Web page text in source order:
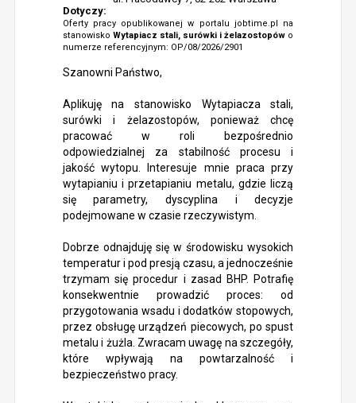
Dotyczy:
Oferty pracy opublikowanej w portalu jobtime.pl na
stanowisko Wytapiacz stali, surówki i żelazostopów o
numerze referencyjnym: OP/08/2026/2901
Szanowni Państwo,
Aplikuję na stanowisko Wytapiacza stali,
surówki i żelazostopów, ponieważ chcę
pracować w roli bezpośrednio
odpowiedzialnej za stabilność procesu i
jakość wytopu. Interesuje mnie praca przy
wytapianiu i przetapianiu metalu, gdzie liczą
się parametry, dyscyplina i decyzje
podejmowane w czasie rzeczywistym.
Dobrze odnajduję się w środowisku wysokich
temperatur i pod presją czasu, a jednocześnie
trzymam się procedur i zasad BHP. Potrafię
konsekwentnie prowadzić proces: od
przygotowania wsadu i dodatków stopowych,
przez obsługę urządzeń piecowych, po spust
metalu i żużla. Zwracam uwagę na szczegóły,
które wpływają na powtarzalność i
bezpieczeństwo pracy.